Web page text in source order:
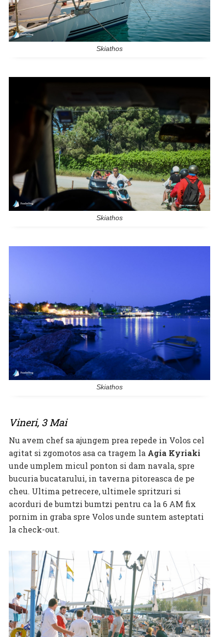
Skiathos
Skiathos
Skiathos
Vineri, 3 Mai
Nu avem chef sa ajungem prea repede in Volos cel
agitat si zgomotos asa ca tragem la Agia Kyriaki
unde umplem micul ponton si dam navala, spre
bucuria bucatarului, in taverna pitoreasca de pe
cheu. Ultima petrecere, ultimele spritzuri si
acorduri de bumtzi bumtzi pentru ca la 6 AM fix
pornim in graba spre Volos unde suntem asteptati
la check-out.